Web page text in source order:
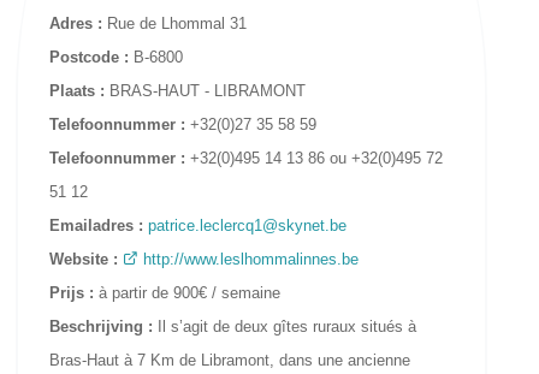
Adres : Rue de Lhommal 31
Postcode : B-6800
Plaats : BRAS-HAUT - LIBRAMONT
Telefoonnummer : +32(0)27 35 58 59
Telefoonnummer : +32(0)495 14 13 86 ou +32(0)495 72
51 12
Emailadres : patrice.leclercq1@skynet.be
Website :
http://www.leslhommalinnes.be
Prijs : à partir de 900€ / semaine
Beschrijving : Il s’agit de deux gîtes ruraux situés à
Bras-Haut à 7 Km de Libramont, dans une ancienne